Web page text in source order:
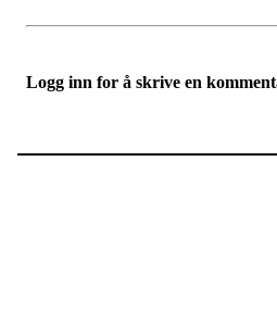
Logg inn for å skrive en